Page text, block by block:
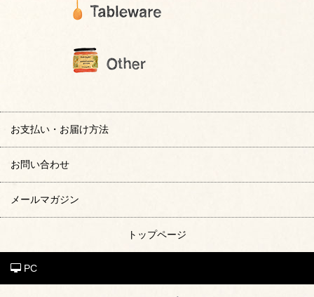
お支払い・お届け方法
お問い合わせ
メールマガジン
トップページ
PC